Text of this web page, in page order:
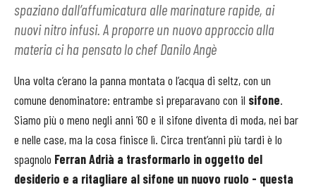
spaziano dall’affumicatura alle marinature rapide, ai
nuovi nitro infusi. A proporre un nuovo approccio alla
materia ci ha pensato lo chef Danilo Angè
Una volta c’erano la panna montata o l’acqua di seltz, con un
comune denominatore: entrambe si preparavano con il sifone.
Siamo più o meno negli anni ’60 e il sifone diventa di moda, nei bar
e nelle case, ma la cosa finisce lì. Circa trent’anni più tardi è lo
spagnolo Ferran Adrià a trasformarlo in oggetto del
desiderio e a ritagliare al sifone un nuovo ruolo - questa